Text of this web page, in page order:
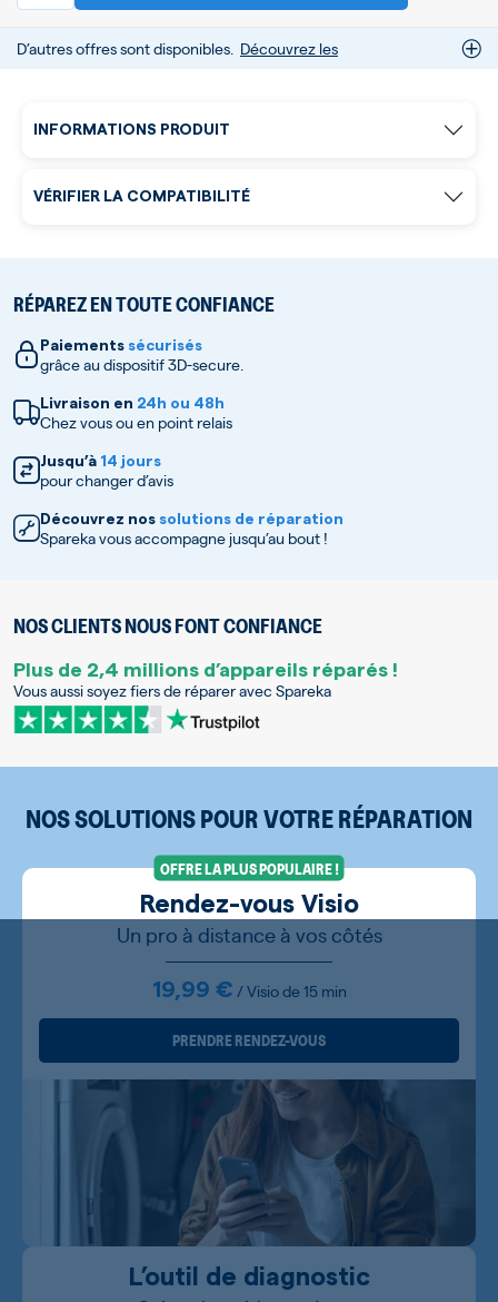
D’autres offres sont disponibles. Découvrez les
INFORMATIONS PRODUIT
RÉPAREZ EN TOUTE CONFIANCE
Paiements sécurisés
grâce au dispositif 3D-secure.
Livraison en 24h ou 48h
Chez vous ou en point relais
Jusqu’à 14 jours
pour changer d’avis
Découvrez nos solutions de réparation
Spareka vous accompagne jusqu’au bout !
NOS CLIENTS NOUS FONT CONFIANCE
Plus de 2,4 millions d’appareils réparés !
Vous aussi soyez fiers de réparer avec Spareka
VÉRIFIER LA COMPATIBILITÉ
NOS SOLUTIONS POUR VOTRE RÉPARATION
OFFRE LA PLUS POPULAIRE !
Rendez-vous Visio
Un pro à distance à vos côtés
19,99 € / Visio de 15 min
PRENDRE RENDEZ-VOUS
L’outil de diagnostic